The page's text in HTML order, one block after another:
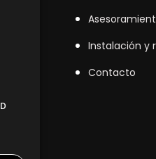
Instalación y
Contacto